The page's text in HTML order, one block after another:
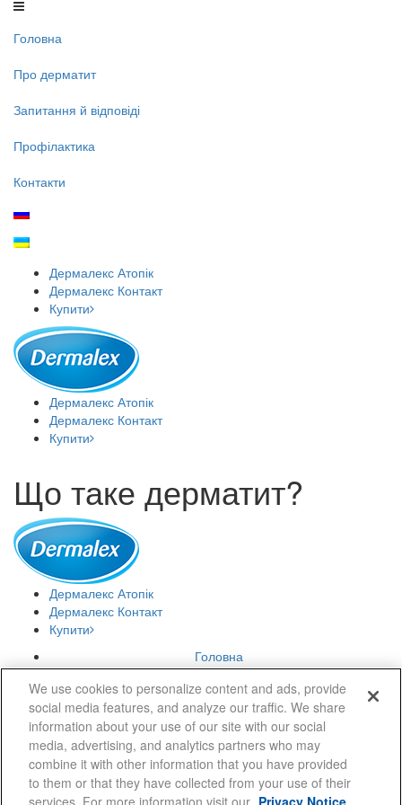
Головна
Про дерматит
Запитання й відповіді
Профілактика
Контакти
Дермалекс Атопік
Дермалекс Контакт
Купити
Дермалекс Атопік
Дермалекс Контакт
Купити
Що таке дерматит?
Дермалекс Атопік
Дермалекс Контакт
Купити
Головна
Про дерматит
Запитання й відповіді
Профілактика
Контакти
© 2016- All rights reserved - Dermalex is a product byOmega
Pharma
We use cookies to personalize content and ads, provide
social media features, and analyze our traffic. We share
information about your use of our site with our social
media, advertising, and analytics partners who may
combine it with other information that you have provided
to them or that they have collected from your use of their
services. For more information visit our Privacy Notice